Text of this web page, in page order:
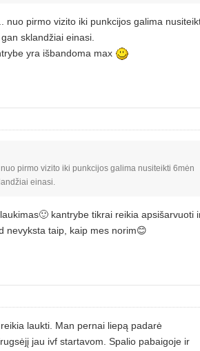
nuo pirmo vizito iki punkcijos galima
sklandžiai einasi.
yra išbandoma max
pirmo vizito iki punkcijos galima nusiteikti 6mėn
einasi.
kantrybe tikrai reikia apsišarvuoti
nevyksta taip, kaip mes norim😊
laukti. Man pernai liepą padarė
jau ivf startavom. Spalio pabaigoje ir